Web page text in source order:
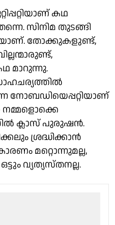
കഥ
സിനിമ തുടങ്ങി
തോക്കുകളുണ്ട്,
മാറുന്നു.
നോബഡിയെപ്പറ്റിയാണ്
നമ്മളൊക്കെ
ക്ലാസ് പുരുഷൻ.
ശ്രദ്ധിക്കാൻ
മറ്റൊന്നുമല്ല,
വ്യത്യസ്തനല്ല.